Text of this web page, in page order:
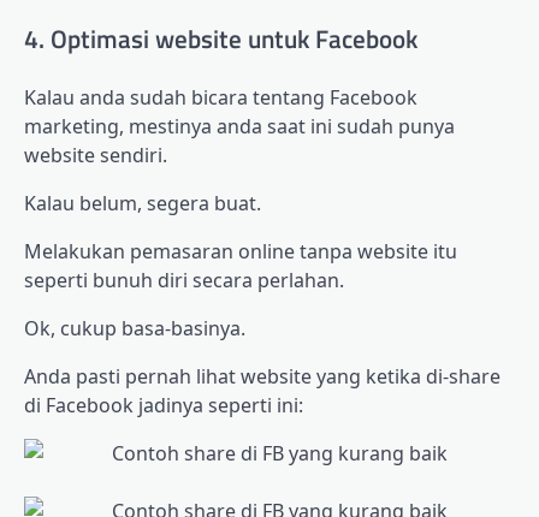
4. Optimasi website untuk Facebook
Kalau anda sudah bicara tentang Facebook
marketing, mestinya anda saat ini sudah punya
website sendiri.
Kalau belum, segera buat.
Melakukan pemasaran online tanpa website itu
seperti bunuh diri secara perlahan.
Ok, cukup basa-basinya.
Anda pasti pernah lihat website yang ketika di-share
di Facebook jadinya seperti ini: